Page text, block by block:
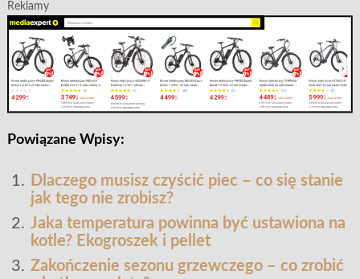
Reklamy
Powiązane Wpisy:
Dlaczego musisz czyścić piec – co się stanie
jak tego nie zrobisz?
Jaka temperatura powinna być ustawiona na
kotle? Ekogroszek i pellet
Zakończenie sezonu grzewczego – co zrobić